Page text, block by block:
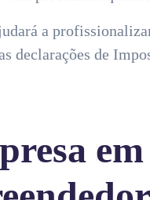
a
declarações de